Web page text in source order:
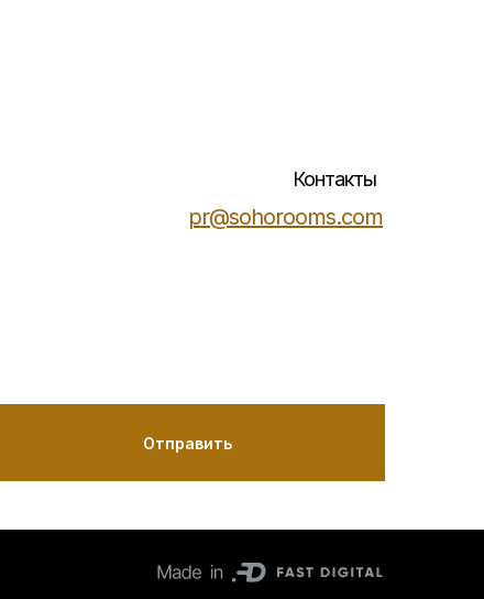
pr@sohorooms.com
Контакты
Отправить